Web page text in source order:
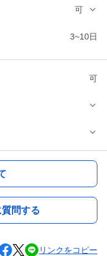
可
3~10日
可
問する
リンクをコピー